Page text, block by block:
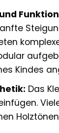
Kindes
Das